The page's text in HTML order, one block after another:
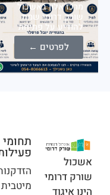
אלון באשכול
דרומי שמח
על פתיחת
לפרטים ←
תחומי
פעילות
הזדקנות
מיטבית